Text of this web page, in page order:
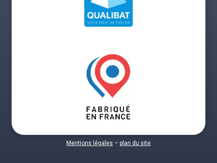
Mentions légales – plan du site